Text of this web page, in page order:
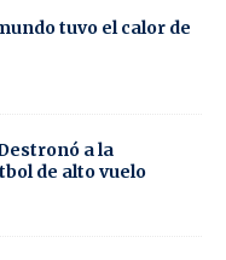
tuvo el calor de
a la
de alto vuelo